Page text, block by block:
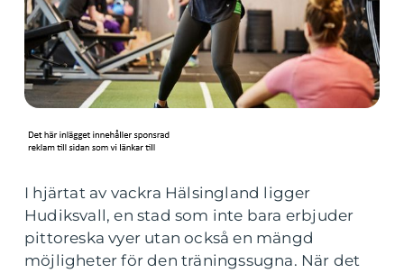
I hjärtat av vackra Hälsingland ligger
Hudiksvall, en stad som inte bara erbjuder
pittoreska vyer utan också en mängd
möjligheter för den träningssugna. När det